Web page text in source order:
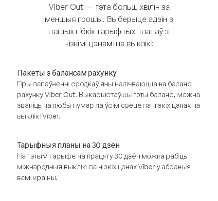
Viber Out — гэта больш хвілін за
меншыя грошы. Выберыце адзін з
нашых гібкіх тарыфных планаў з
нізкімі цэнамі на выклікі:
Пакеты з балансам рахунку
Пры папаўненні сродкаў яны налічваюцца на баланс
рахунку Viber Out. Выкарыстаўшы гэты баланс, можна
званіць на любы нумар па ўсім свеце па нізкіх цэнах на
выклікі Viber.
Тарыфныя планы на 30 дзён
На гэтым тарыфе на працягу 30 дзён можна рабіць
міжнародныя выклікі па нізкіх цэнах Viber у абраныя
вамі краіны.